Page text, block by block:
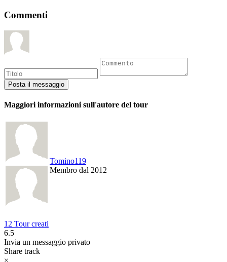
Commenti
Maggiori informazioni sull'autore del tour
Tomino119
Membro dal 2012
12 Tour creati
6.5
Invia un messaggio privato
Share track